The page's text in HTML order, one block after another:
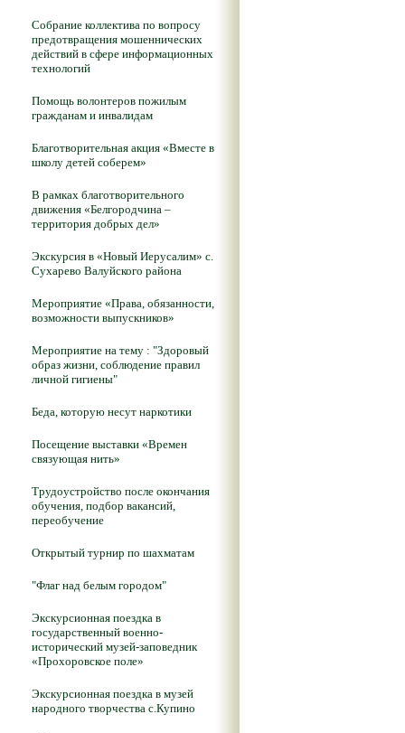
Собрание коллектива по вопросу
предотвращения мошеннических
действий в сфере информационных
технологий
Помощь волонтеров пожилым
гражданам и инвалидам
Благотворительная акция «Вместе в
школу детей соберем»
В рамках благотворительного
движения «Белгородчина –
территория добрых дел»
Экскурсия в «Новый Иерусалим» с.
Сухарево Валуйского района
Мероприятие «Права, обязанности,
возможности выпускников»
Мероприятие на тему : "Здоровый
образ жизни, соблюдение правил
личной гигиены"
Беда, которую несут наркотики
Посещение выставки «Времен
связующая нить»
Трудоустройство после окончания
обучения, подбор вакансий,
переобучение
Открытый турнир по шахматам
"Флаг над белым городом"
Экскурсионная поездка в
государственный военно-
исторический музей-заповедник
«Прохоровское поле»
Экскурсионная поездка в музей
народного творчества с.Купино